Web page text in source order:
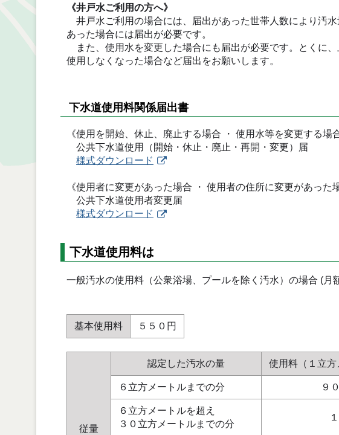
《井戸水ご利用の方へ》
井戸水ご利用の場合には、届出があった世帯人数により汚
あった場合には届出が必要です。
また、使用水を変更した場合にも届出が必要です。とくに
使用しなくなった場合など届出をお願いします。
下水道使用料関係届出書
《使用を開始、休止、廃止する場合 ・ 使用水等を変更する場合
公共下水道使用（開始・休止・廃止・再開・変更）届
様式ダウンロード
《使用者に変更があった場合 ・ 使用者の住所に変更があった
公共下水道使用者変更届
様式ダウンロード
下水道使用料は
一般汚水の使用料（公衆浴場、プールを除く汚水）の場合 (月
基本使用料 ５５０円
従量
認定した汚水の量 使用料（１立方
６立方メートルまでの分 ９
６立方メートルを超え
３０立方メートルまでの分
１